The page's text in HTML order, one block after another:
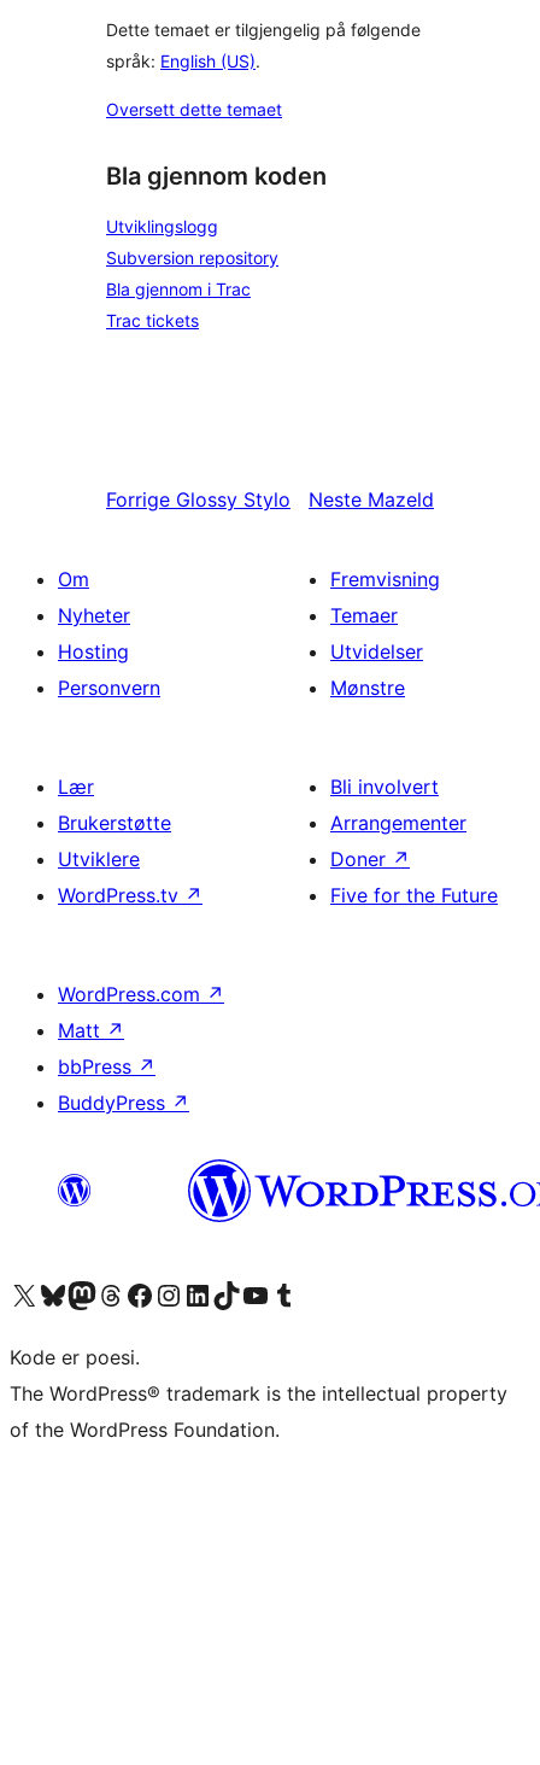
Dette temaet er tilgjengelig på følgende
språk: English (US).
Oversett dette temaet
Bla gjennom koden
Utviklingslogg
Subversion repository
Bla gjennom i Trac
Trac tickets
Forrige Glossy Stylo Neste Mazeld
Om
Nyheter
Hosting
Personvern
Fremvisning
Temaer
Utvidelser
Mønstre
Lær
Brukerstøtte
Utviklere
WordPress.tv ↗
Bli involvert
Arrangementer
Doner ↗
Five for the Future
WordPress.com ↗
Matt ↗
bbPress ↗
BuddyPress ↗
Besøk vår konto på X Visit our Bluesky account
Besøk vår Mastodon-konto
Visit our Threads account
Besøk vår Facebook-sideBesøk vår Instagram-konto
Besøk vår LinkedIn-konto
Visit our TikTok account
Visit our YouTube channel
Visit our Tumblr account
Kode er poesi.
The WordPress® trademark is the intellectual property
of the WordPress Foundation.